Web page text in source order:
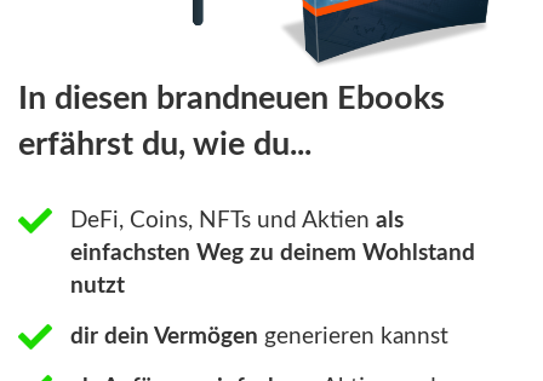
In diesen brandneuen Ebooks
erfährst du, wie du...
DeFi, Coins, NFTs und Aktien als
einfachsten Weg zu deinem Wohlstand
nutzt
dir dein Vermögen generieren kannst